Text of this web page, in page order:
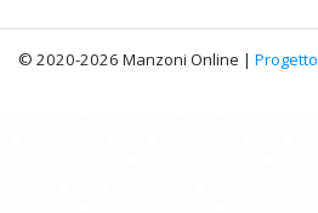
© 2020-2026 Manzoni Online | Progetto